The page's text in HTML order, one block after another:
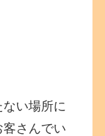
い場所に
さんでい